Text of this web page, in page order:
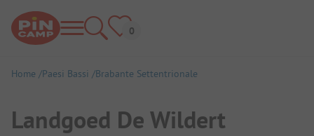
Home Paesi Bassi Brabante Settentrionale
Landgoed De Wildert